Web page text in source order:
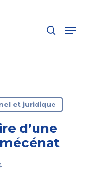
Menu
et juridique
d’une
Close